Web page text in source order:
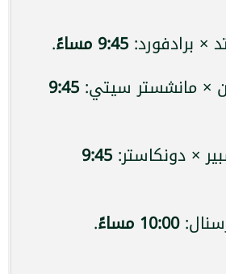
× برادفورد: 9:45 مساءً
.
× مانشستر سيتي: 9:45
× دونكاستر: 9:45
10:00 مساءً
.